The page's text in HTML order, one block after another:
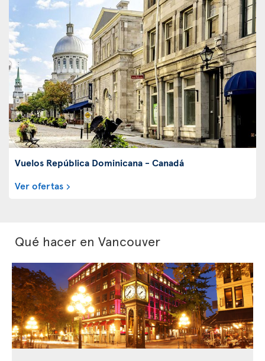
Vuelos República Dominicana - Canadá
Ver ofertas
Qué hacer en Vancouver